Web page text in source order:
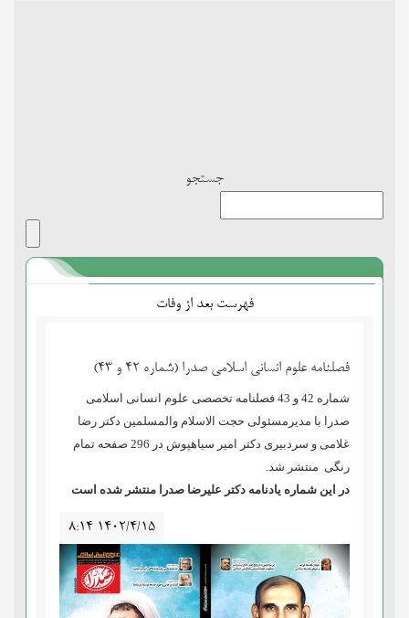
جستجو
فهرست بعد از وفات
فصلنامه علوم انسانی اسلامی صدرا (شماره 42 و 43)
شماره 42 و 43 فصلنامه تخصصی علوم انسانی اسلامی
صدرا با مدیرمسئولی حجت الاسلام والمسلمین دکتر رضا
غلامی و سردبیری دکتر امیر سیاهپوش
در 296 صفحه تمام
رنگی منتشر شد.
در این شماره یادنامه دکتر علیرضا صدرا منتشر شده است
۸:۱۴ ۱۴۰۲/۴/۱۵